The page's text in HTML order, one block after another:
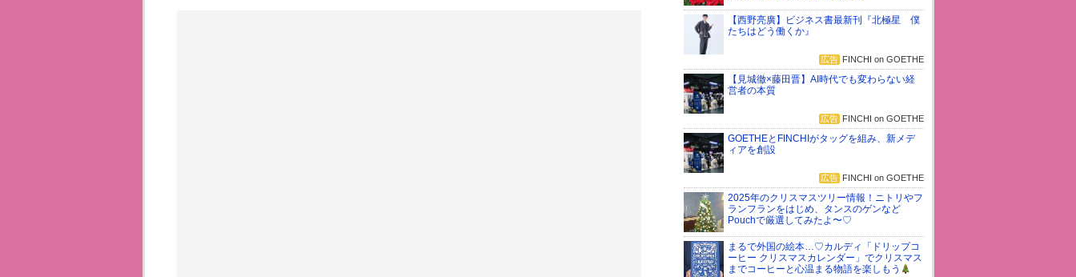
【西野亮廣】ビジネス書最新刊『北極星 僕
たちはどう働くか』
広告FINCHI on GOETHE
【見城徹×藤田晋】AI時代でも変わらない経
営者の本質
広告FINCHI on GOETHE
GOETHEとFINCHIがタッグを組み、新メデ
ィアを創設
広告FINCHI on GOETHE
2025年のクリスマスツリー情報！ニトリやフ
ランフランをはじめ、タンスのゲンなど
Pouchで厳選してみたよ〜♡
まるで外国の絵本…♡カルディ「ドリップコ
ーヒー クリスマスカレンダー」でクリスマス
までコーヒーと心温まる物語を楽しもう